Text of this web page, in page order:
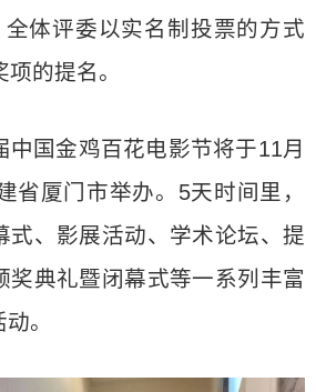
体评委以实名制投票的方式
的提名。
中国金鸡百花电影节将于11月
省厦门市举办。5天时间里，
式、影展活动、学术论坛、提
奖典礼暨闭幕式等一系列丰富
。